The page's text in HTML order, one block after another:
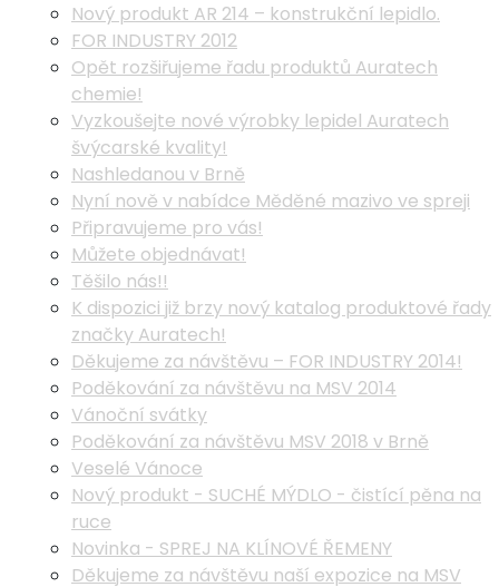
Nový produkt AR 214 – konstrukční lepidlo.
FOR INDUSTRY 2012
Opět rozšiřujeme řadu produktů Auratech
chemie!
Vyzkoušejte nové výrobky lepidel Auratech
švýcarské kvality!
Nashledanou v Brně
Nyní nově v nabídce Měděné mazivo ve spreji
Připravujeme pro vás!
Můžete objednávat!
Těšilo nás!!
K dispozici již brzy nový katalog produktové řady
značky Auratech!
Děkujeme za návštěvu – FOR INDUSTRY 2014!
Poděkování za návštěvu na MSV 2014
Vánoční svátky
Poděkování za návštěvu MSV 2018 v Brně
Veselé Vánoce
Nový produkt - SUCHÉ MÝDLO - čistící pěna na
ruce
Novinka - SPREJ NA KLÍNOVÉ ŘEMENY
Děkujeme za návštěvu naší expozice na MSV